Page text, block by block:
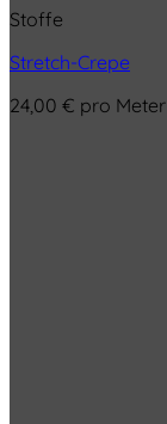
Stoffe
Stretch-Crepe
24,00 € pro Meter